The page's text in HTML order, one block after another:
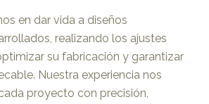
en dar vida a diseños
realizando los ajustes
su fabricación y garantizar
Nuestra experiencia nos
proyecto con precisión,